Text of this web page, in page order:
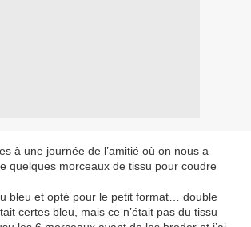
à une journée de l’amitié où on nous a
quelques morceaux de tissu pour coudre
bleu et opté pour le petit format… double
certes bleu, mais ce n’était pas du tissu